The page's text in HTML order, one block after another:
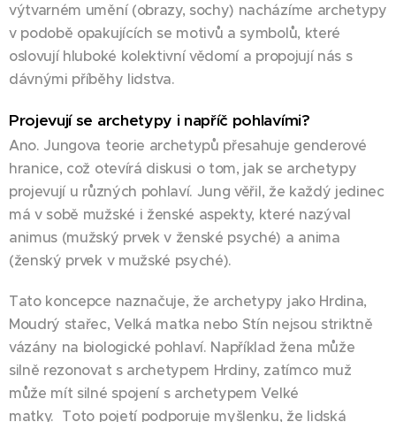
výtvarném umění (obrazy, sochy) nacházíme archetypy
v podobě opakujících se motivů a symbolů, které
oslovují hluboké kolektivní vědomí a propojují nás s
dávnými příběhy lidstva.
Projevují se archetypy i napříč pohlavími?
Ano. Jungova teorie archetypů přesahuje genderové
hranice, což otevírá diskusi o tom, jak se archetypy
projevují u různých pohlaví. Jung věřil, že každý jedinec
má v sobě mužské i ženské aspekty, které nazýval
animus (mužský prvek v ženské psyché) a anima
(ženský prvek v mužské psyché).
Tato koncepce naznačuje, že archetypy jako Hrdina,
Moudrý stařec, Velká matka nebo Stín nejsou striktně
vázány na biologické pohlaví. Například žena může
silně rezonovat s archetypem Hrdiny, zatímco muž
může mít silné spojení s archetypem Velké
matky. Toto pojetí podporuje myšlenku, že lidská